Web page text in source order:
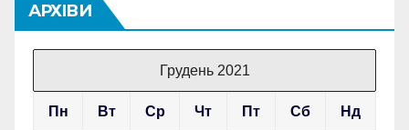
АРХІВИ
Грудень 2021
Пн Вт Ср Чт Пт Сб Нд